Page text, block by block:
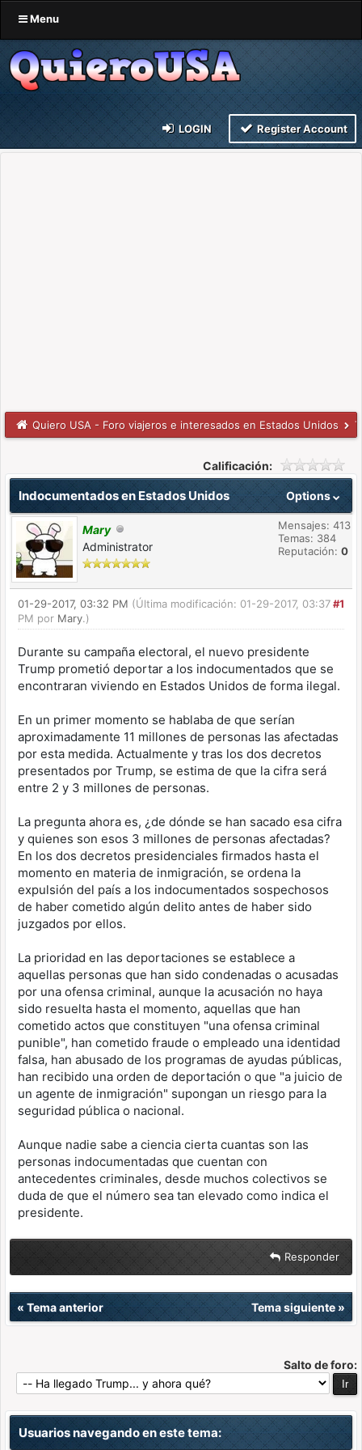
Menu
LOGIN Register Account
Quiero USA - Foro viajeros e interesados en Estados Unidos
Calificación:
Options
Indocumentados en Estados Unidos
Mary
Administrator
Mensajes: 413
Temas: 384
Reputación: 0
#1
01-29-2017, 03:32 PM (Última modificación: 01-29-2017, 03:37
PM por Mary.)
Durante su campaña electoral, el nuevo presidente
Trump prometió deportar a los indocumentados que se
encontraran viviendo en Estados Unidos de forma ilegal.
En un primer momento se hablaba de que serían
aproximadamente 11 millones de personas las afectadas
por esta medida. Actualmente y tras los dos decretos
presentados por Trump, se estima de que la cifra será
entre 2 y 3 millones de personas.
La pregunta ahora es, ¿de dónde se han sacado esa cifra
y quienes son esos 3 millones de personas afectadas?
En los dos decretos presidenciales firmados hasta el
momento en materia de inmigración, se ordena la
expulsión del país a los indocumentados sospechosos
de haber cometido algún delito antes de haber sido
juzgados por ellos.
La prioridad en las deportaciones se establece a
aquellas personas que han sido condenadas o acusadas
por una ofensa criminal, aunque la acusación no haya
sido resuelta hasta el momento, aquellas que han
cometido actos que constituyen "una ofensa criminal
punible", han cometido fraude o empleado una identidad
falsa, han abusado de los programas de ayudas públicas,
han recibido una orden de deportación o que "a juicio de
un agente de inmigración" supongan un riesgo para la
seguridad pública o nacional.
Aunque nadie sabe a ciencia cierta cuantas son las
personas indocumentadas que cuentan con
antecedentes criminales, desde muchos colectivos se
duda de que el número sea tan elevado como indica el
presidente.
Responder
« Tema anterior Tema siguiente»
Salto de foro:
Usuarios navegando en este tema: